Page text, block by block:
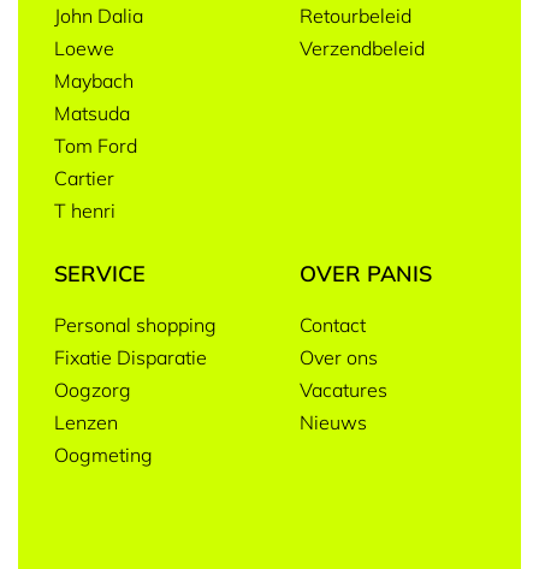
John Dalia
Loewe
Maybach
Matsuda
Tom Ford
Cartier
T henri
Retourbeleid
Verzendbeleid
SERVICE
Personal shopping
Fixatie Disparatie
Oogzorg
Lenzen
Oogmeting
OVER PANIS
Contact
Over ons
Vacatures
Nieuws